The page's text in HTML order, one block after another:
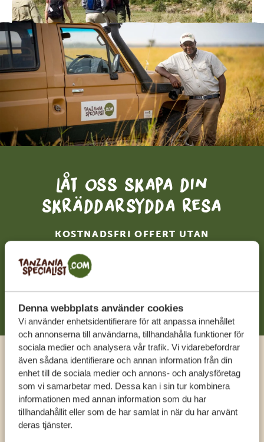
Denna webbplats använder cookies
Vi använder enhetsidentifierare för att anpassa innehållet
och annonserna till användarna, tillhandahålla funktioner för
sociala medier och analysera vår trafik. Vi vidarebefordrar
även sådana identifierare och annan information från din
enhet till de sociala medier och annons- och analysföretag
som vi samarbetar med. Dessa kan i sin tur kombinera
informationen med annan information som du har
tillhandahållit eller som de har samlat in när du har använt
deras tjänster.
Låt oss skapa din
skräddarsydda resa
KOSTNADSFRI OFFERT UTAN
BÖRJA PLANERA DIN RESA
Ring en expert
FÅ PERSONLIG RÅDGIVNING FRÅN VÅRA
EXPERTER